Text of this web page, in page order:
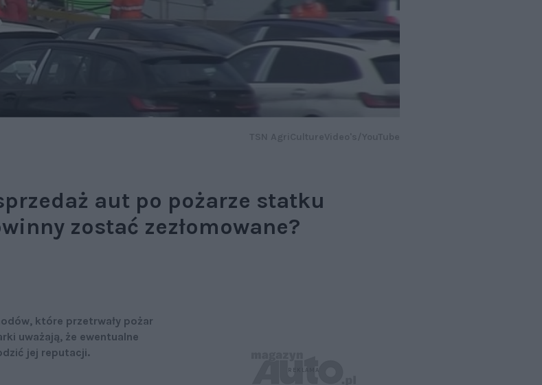
aut po pożarze statku
zostać zezłomowane?
które przetrwały pożar
uważają, że ewentualne
jej reputacji.